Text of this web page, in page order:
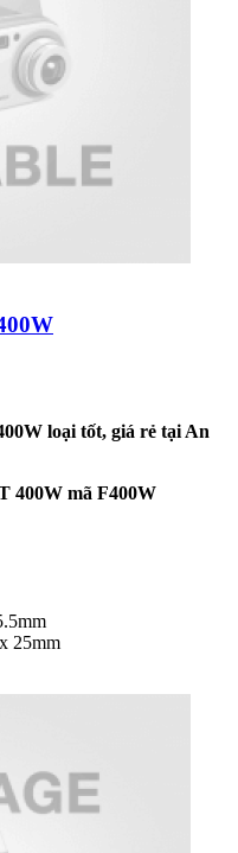
loại tốt, giá rẻ tại An
400W mã F400W
25mm